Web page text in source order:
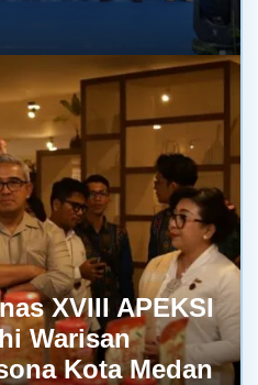
XVIII APEKSI
Warisan
Kota Medan